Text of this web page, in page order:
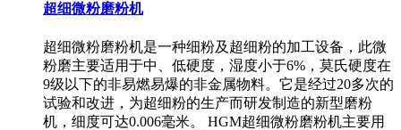
超细微粉磨粉机
超细微粉磨粉机是一种细粉及超细粉的加工设备，此微
粉磨主要适用于中、低硬度，湿度小于6%，莫氏硬度在
9级以下的非易燃易爆的非金属物料。它是经过20多次的
试验和改进，为超细粉的生产而研发制造的新型磨粉
机，细度可达0.006毫米。 HGM超细微粉磨粉机主要用